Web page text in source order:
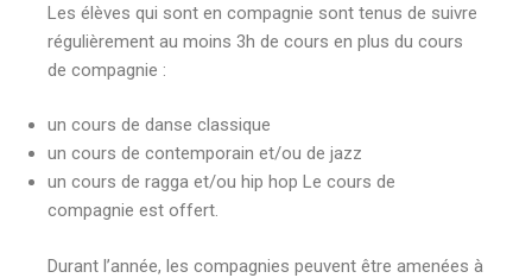
Les élèves qui sont en compagnie sont tenus de suivre
régulièrement au moins 3h de cours en plus du cours
de compagnie :
un cours de danse classique
un cours de contemporain et/ou de jazz
un cours de ragga et/ou hip hop Le cours de
compagnie est offert.
Durant l’année, les compagnies peuvent être amenées à